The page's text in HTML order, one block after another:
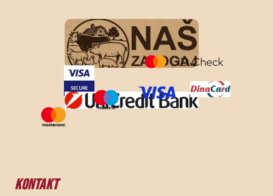
KONTAKT